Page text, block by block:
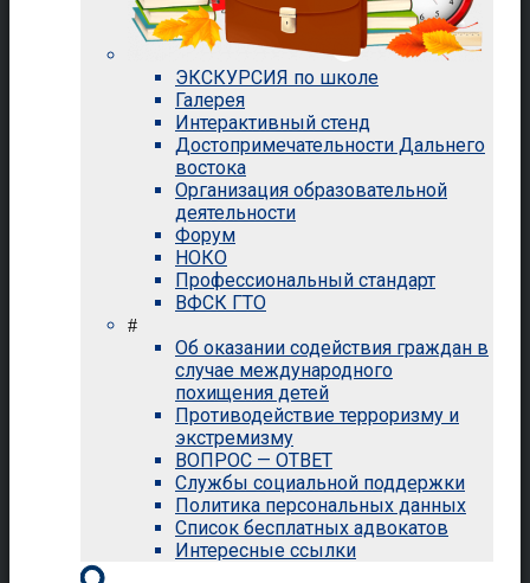
ЭКСКУРСИЯ по школе
Галерея
Интерактивный стенд
Достопримечательности Дальнего
востока
Организация образовательной
деятельности
Форум
НОКО
Профессиональный стандарт
ВФСК ГТО
#
Об оказании содействия граждан в
случае международного
похищения детей
Противодействие терроризму и
экстремизму
ВОПРОС — ОТВЕТ
Службы социальной поддержки
Политика персональных данных
Список бесплатных адвокатов
Интересные ссылки